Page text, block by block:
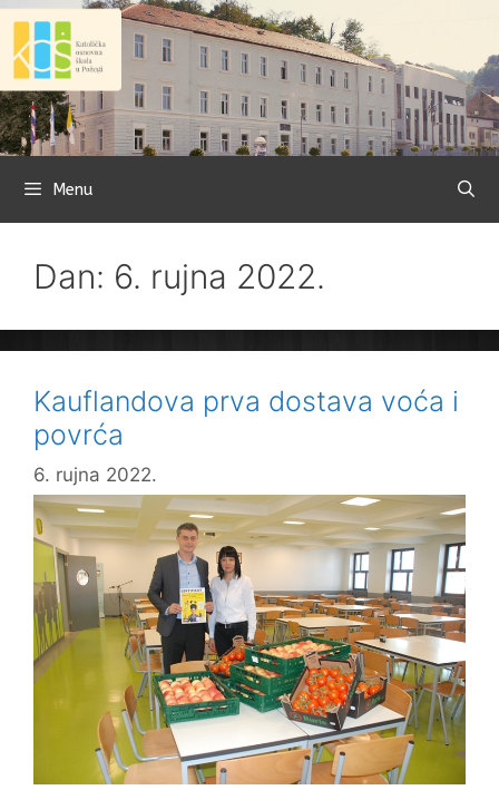
Preskoči
sadržaj
Menu
Dan: 6. rujna 2022.
Kauflandova prva dostava voća i
povrća
6. rujna 2022.